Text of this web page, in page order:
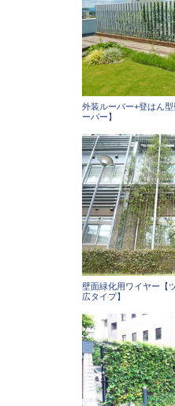
外装ルーバー+登はん
ーバー】
壁面緑化用ワイヤー【
広タイプ】